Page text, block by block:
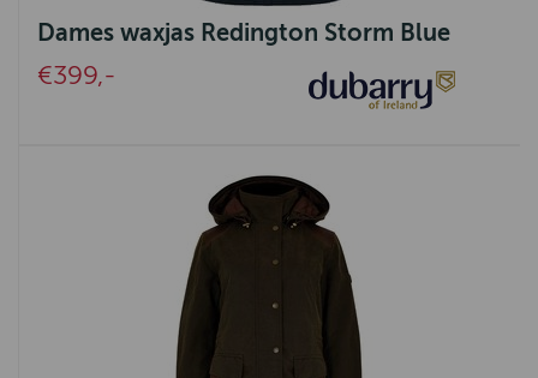
Dames waxjas Redington Storm Blue
€399,-